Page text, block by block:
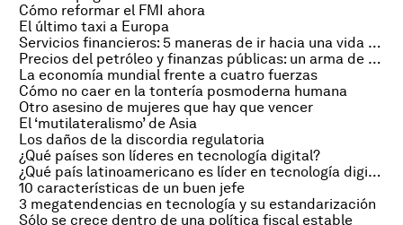
Cómo reformar el FMI ahora
El último taxi a Europa
Servicios financieros: 5 maneras de ir hacia una vida mejor
Precios del petróleo y finanzas públicas: un arma de doble filo
La economía mundial frente a cuatro fuerzas
Cómo no caer en la tontería posmoderna humana
Otro asesino de mujeres que hay que vencer
El ‘mutilateralismo’ de Asia
Los daños de la discordia regulatoria
¿Qué países son líderes en tecnología digital?
¿Qué país latinoamericano es líder en tecnología digital?
10 características de un buen jefe
3 megatendencias en tecnología y su estandarización
Sólo se crece dentro de una política fiscal estable